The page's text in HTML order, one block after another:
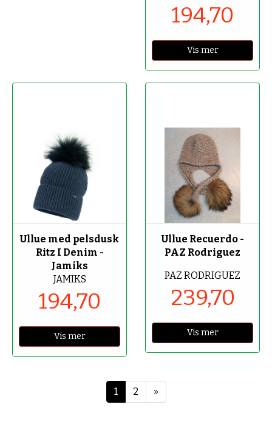
194,70
Vis mer
-70%
Ullue med pelsdusk
Ritz I Denim -
Jamiks
JAMIKS
194,70
Vis mer
-70%
Ullue Recuerdo -
PAZ Rodriguez
PAZ RODRIGUEZ
239,70
Vis mer
1 2 »Neste